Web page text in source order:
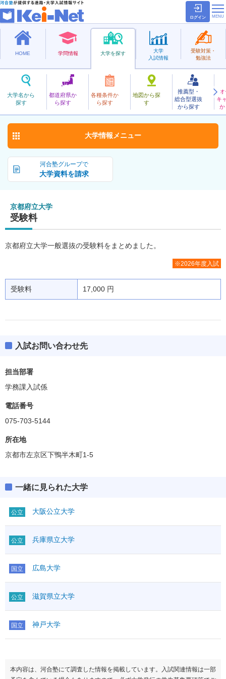
ログイン
HOME 学問情報 大学を探す
大学名から
探す
都道府県か
ら探す
各種条件か
ら探す
地図から探
す
推薦型・
総合型選抜
から探す
キ
か
大学
入試情報
受験対策・
勉強法
公立
きょうとふりつ
京都府立大学 お気に入り
河合塾グループで
大学資料を請求
大学情報 メニュー
京都府立大学
受験料
京都府立大学一般選抜の受験料をまとめました。
※2026年度入試
受験料 17,000 円
入試お問い合わせ先
担当部署
学務課入試係
電話番号
075-703-5144
所在地
京都市左京区下鴨半木町1-5
一緒に見られた大学
公立 大阪公立大学
公立 兵庫県立大学
国立 広島大学
公立 滋賀県立大学
国立 神戸大学
本内容は、河合塾にて調査した情報を掲載しています。入試関連情報は一部